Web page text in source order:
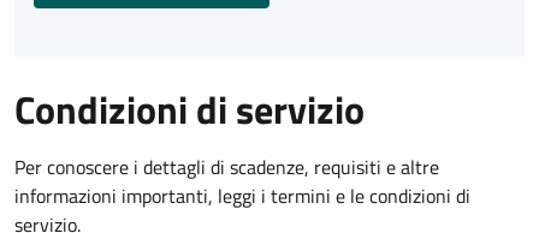
Condizioni di servizio
Per conoscere i dettagli di scadenze, requisiti e altre
informazioni importanti, leggi i termini e le condizioni di
servizio.